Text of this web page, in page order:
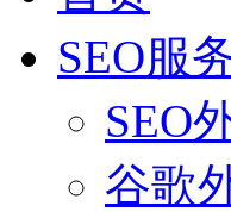
SEO服
SEO
谷歌